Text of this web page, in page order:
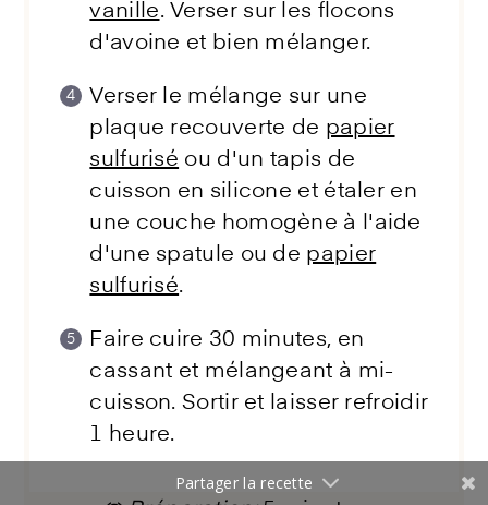
vanille. Verser sur les flocons
d'avoine et bien mélanger.
Verser le mélange sur une
plaque recouverte de papier
sulfurisé ou d'un tapis de
cuisson en silicone et étaler en
une couche homogène à l'aide
d'une spatule ou de papier
sulfurisé.
Faire cuire 30 minutes, en
cassant et mélangeant à mi-
cuisson. Sortir et laisser refroidir
1 heure.
Partager la recette